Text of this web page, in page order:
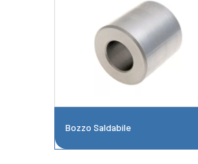
Bozzo Saldabile